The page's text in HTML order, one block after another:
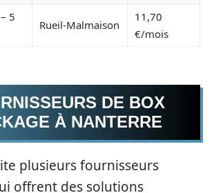
5
Rueil-Malmaison
11,70
€/mois
DE BOX
À NANTERRE
plusieurs fournisseurs
offrent des solutions